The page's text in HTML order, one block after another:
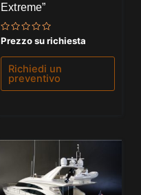
Extreme”
Valutato
0
su
Prezzo su richiesta
Richiedi un
preventivo